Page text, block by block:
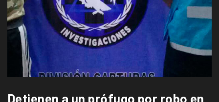
Detienen a un prófugo por robo en